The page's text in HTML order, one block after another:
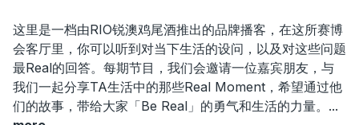
这里是一档由RIO锐澳鸡尾酒推出的品牌播客，在这所赛博
会客厅里，你可以听到对当下生活的设问，以及对这些问题
最Real的回答。每期节目，我们会邀请一位嘉宾朋友，与
我们一起分享TA生活中的那些Real Moment，希望通过他
们的故事，带给大家「Be Real」的勇气和生活的力量。 ...